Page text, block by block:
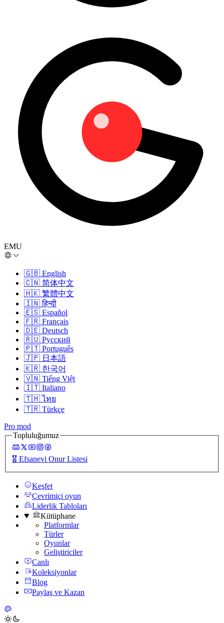
EMU
🇬🇧 English
🇨🇳 简体中文
🇭🇰 繁體中文
🇮🇳 हिन्दी
🇪🇸 Español
🇫🇷 Français
🇩🇪 Deutsch
🇷🇺 Русский
🇵🇹 Português
🇯🇵 日本語
🇰🇷 한국어
🇻🇳 Tiếng Việt
🇮🇹 Italiano
🇹🇭 ไทย
🇹🇷 Türkçe
Pro mod
Topluluğumuz
🎖️ Efsanevi Onur Listesi
Keşfet
Çevrimiçi oyun
Liderlik Tabloları
Kütüphane
Platformlar
Türler
Oyunlar
Geliştiriciler
Canlı
Koleksiyonlar
Blog
Paylaş ve Kazan